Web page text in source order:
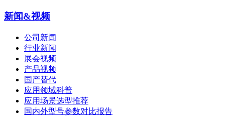
新闻&视频
公司新闻
行业新闻
展会视频
产品视频
国产替代
应用领域科普
应用场景选型推荐
国内外型号参数对比报告